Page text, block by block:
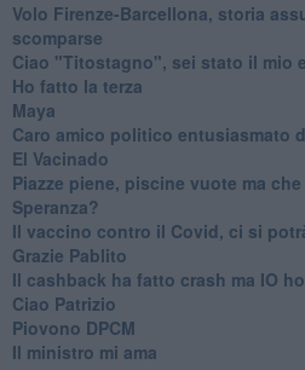
Volo Firenze-Barcellona, storia
scomparse
Ciao "Titostagno", sei stato il mio
Ho fatto la terza
Maya
Caro amico politico entusiasmato
El Vacinado
Piazze piene, piscine vuote ma
Speranza?
​Il vaccino contro il Covid, ci si
Grazie Pablito
Il cashback ha fatto crash ma IO
Ciao Patrizio
Piovono DPCM
Il ministro mi ama